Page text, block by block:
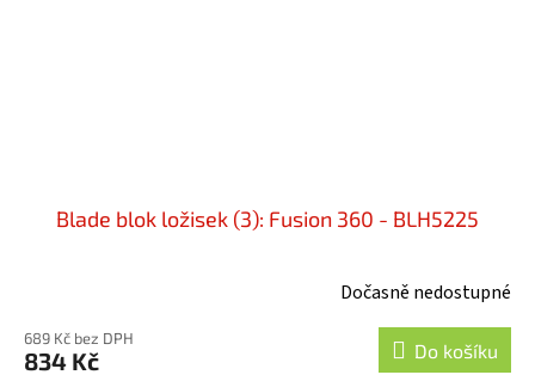
Blade blok ložisek (3): Fusion 360 - BLH5225
Dočasně nedostupné
689 Kč bez DPH
834 Kč Do košíku